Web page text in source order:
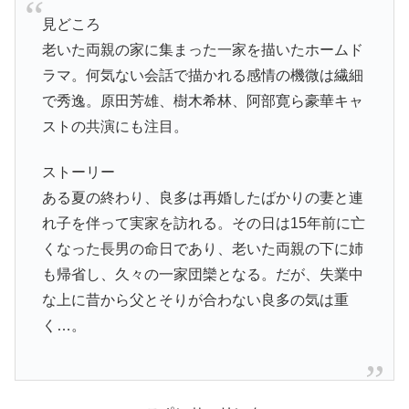
見どころ
老いた両親の家に集まった一家を描いたホームド
ラマ。何気ない会話で描かれる感情の機微は繊細
で秀逸。原田芳雄、樹木希林、阿部寛ら豪華キャ
ストの共演にも注目。
ストーリー
ある夏の終わり、良多は再婚したばかりの妻と連
れ子を伴って実家を訪れる。その日は15年前に亡
くなった長男の命日であり、老いた両親の下に姉
も帰省し、久々の一家団欒となる。だが、失業中
な上に昔から父とそりが合わない良多の気は重
く…。